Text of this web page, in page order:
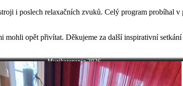
i poslech relaxačních zvuků. Celý program probíhal
opět přivítat. Děkujeme za další inspirativní setkání
Muzikoterapie 2026
Muzikoterapie 2026